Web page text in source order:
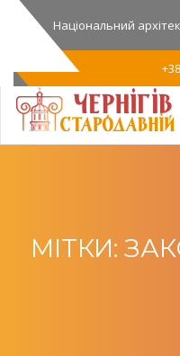
Національний
МІТКИ: